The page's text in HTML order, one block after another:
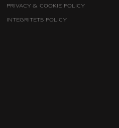
Privacy & cookie policy
Integritets policy